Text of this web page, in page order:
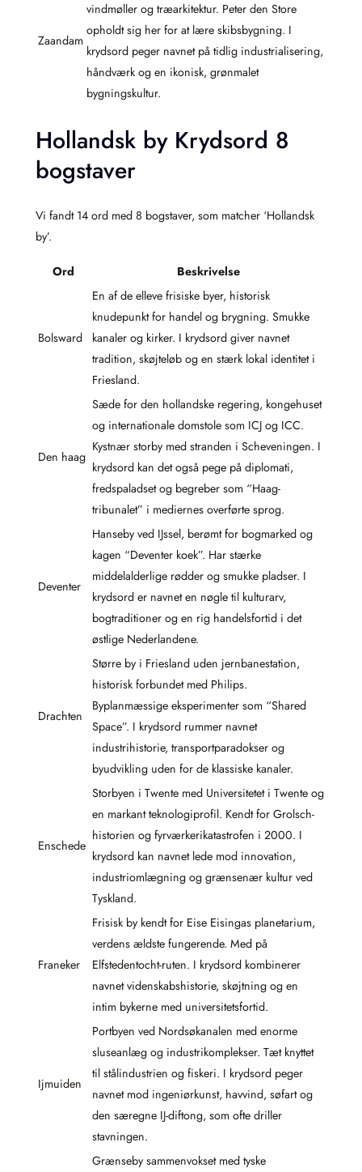
Zaandam
vindmøller og træarkitektur. Peter den Store
opholdt sig her for at lære skibsbygning. I
krydsord peger navnet på tidlig industrialisering,
håndværk og en ikonisk, grønmalet
bygningskultur.
Hollandsk by Krydsord 8
bogstaver
Vi fandt 14 ord med 8 bogstaver, som matcher ‘Hollandsk
by’.
Ord Beskrivelse
Bolsward
En af de elleve frisiske byer, historisk
knudepunkt for handel og brygning. Smukke
kanaler og kirker. I krydsord giver navnet
tradition, skøjteløb og en stærk lokal identitet i
Friesland.
Den haag
Sæde for den hollandske regering, kongehuset
og internationale domstole som ICJ og ICC.
Kystnær storby med stranden i Scheveningen. I
krydsord kan det også pege på diplomati,
fredspaladset og begreber som “Haag-
tribunalet” i mediernes overførte sprog.
Deventer
Hanseby ved IJssel, berømt for bogmarked og
kagen “Deventer koek”. Har stærke
middelalderlige rødder og smukke pladser. I
krydsord er navnet en nøgle til kulturarv,
bogtraditioner og en rig handelsfortid i det
østlige Nederlandene.
Drachten
Større by i Friesland uden jernbanestation,
historisk forbundet med Philips.
Byplanmæssige eksperimenter som “Shared
Space”. I krydsord rummer navnet
industrihistorie, transportparadokser og
byudvikling uden for de klassiske kanaler.
Enschede
Storbyen i Twente med Universitetet i Twente og
en markant teknologiprofil. Kendt for Grolsch-
historien og fyrværkerikatastrofen i 2000. I
krydsord kan navnet lede mod innovation,
industriomlægning og grænsenær kultur ved
Tyskland.
Franeker
Frisisk by kendt for Eise Eisingas planetarium,
verdens ældste fungerende. Med på
Elfstedentocht-ruten. I krydsord kombinerer
navnet videnskabshistorie, skøjtning og en
intim bykerne med universitetsfortid.
Ijmuiden
Portbyen ved Nordsøkanalen med enorme
sluseanlæg og industrikomplekser. Tæt knyttet
til stålindustrien og fiskeri. I krydsord peger
navnet mod ingeniørkunst, havvind, søfart og
den særegne IJ-diftong, som ofte driller
stavningen.
Grænseby sammenvokset med tyske